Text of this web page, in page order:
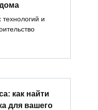
и
как найти
для вашего